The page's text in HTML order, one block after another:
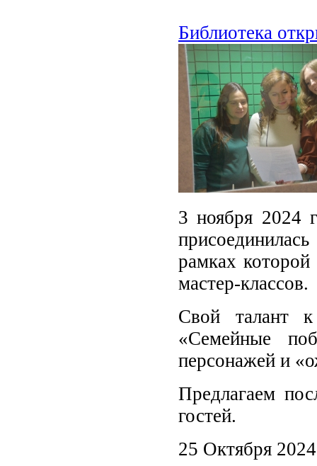
Библиотека
3 ноября 2024
рамках
мастер-классов.
Свой талант к
«Семейные
персонажей и
Предлагаем
гостей.
25 Октября 2024